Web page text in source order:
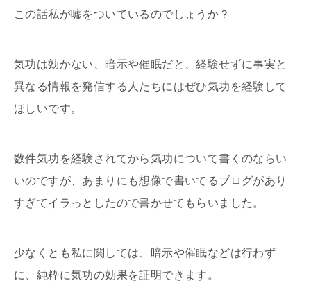
この話私が嘘をついているのでしょうか？
気功は効かない、暗示や催眠だと、経験せずに事実と
異なる情報を発信する人たちにはぜひ気功を経験して
ほしいです。
数件気功を経験されてから気功について書くのならい
いのですが、あまりにも想像で書いてるブログがあり
すぎてイラっとしたので書かせてもらいました。
少なくとも私に関しては、暗示や催眠などは行わず
に、純粋に気功の効果を証明できます。